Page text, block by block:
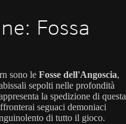
Fossa
sono le Fosse dell'Angoscia,
sepolti nelle profondità
la spedizione di questa
seguaci demoniaci
di tutto il gioco.